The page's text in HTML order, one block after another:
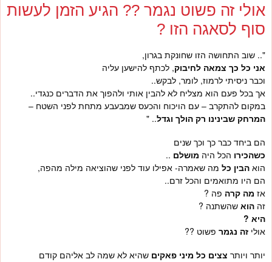
אולי זה פשוט נגמר ?? הגיע הזמן לעשות
סוף לסאגה הזו ?
".. שוב התחושה הזו שחונקת בגרון,
אני כל כך צמאה לחיבוק, לכתף להישען עליה
וכבר ניסיתי לרמוז, לומר, לבקש..
אך בכל פעם הוא מצליח לא להבין אותי ולהפוך את הדברים כנגדי..
במקום להתקרב – עם הויכוח והכעס שמבעבע מתחת לפני השטח –
המרחק שבינינו רק הולך וגדל.. "
הם ביחד כבר כך וכך שנים
כשהכירו הכל היה מושלם ..
הוא הבין כל מה שאמרה- אפילו עוד לפני שהוציאה מילה מהפה,
הם היו מתואמים והכל זרם..
אז מה קרה פה ?
זה הוא שהשתנה ?
היא ?
אולי זה נגמר פשוט ??
יותר ויותר צצים כל מיני פאקים שהיא לא שמה לב אליהם קודם